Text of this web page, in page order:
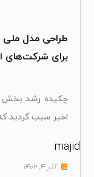
برای شرکت‌های
چکیده رشد بخش
اخیر سبب گردید
majid
آذر ۴, ۱۴۰۲